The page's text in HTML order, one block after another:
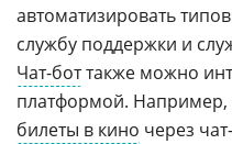
автоматизировать
службу поддержки и
Чат-боттакже можно
платформой. Например,
билеты в кино через